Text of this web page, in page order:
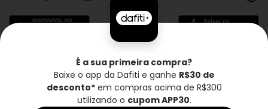
Frete grátis* Troca grátis Entrega rápida
É a sua primeira compra?
Baixe o app da Dafiti e ganhe R$30 de
desconto*em compras acima de R$300
utilizando o cupom APP30.